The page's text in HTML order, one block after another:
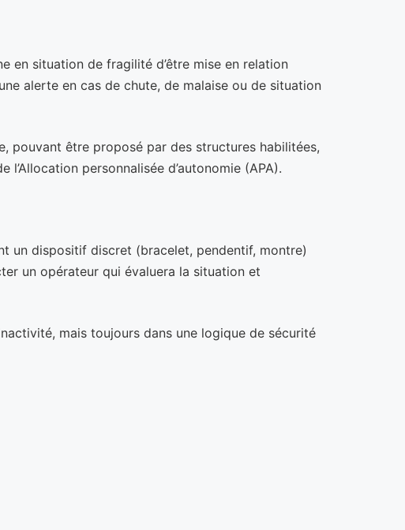
en situation de fragilité d’être mise en relation
alerte en cas de chute, de malaise ou de situation
pouvant être proposé par des structures habilitées,
personnalisée d’autonomie (APA).
un dispositif discret (bracelet, pendentif, montre)
un opérateur qui évaluera la situation et
mais toujours dans une logique de sécurité